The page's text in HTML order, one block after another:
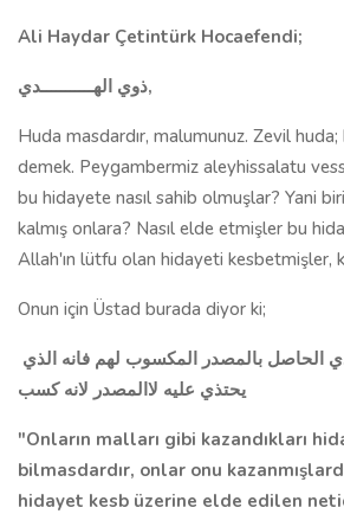
Ali Haydar Çetintürk Hocaefendi;
ذوي الهـــــــــــدي,
Huda masdardır, malumunuz. Zevil
demek. Peygambermiz aleyhissalatu
bu hidayete nasıl sahib olmuşlar? Yani
kalmış onlara? Nasıl elde etmişler bu
Allah'ın lütfu olan hidayeti kesbetmişler,
Onun için Üstad burada diyor ki;
يحتذي عليه لاالمصدر لانه كسب
"Onların malları gibi kazandıkları
bilmasdardır, onlar onu
hidayet kesb üzerine elde edilen